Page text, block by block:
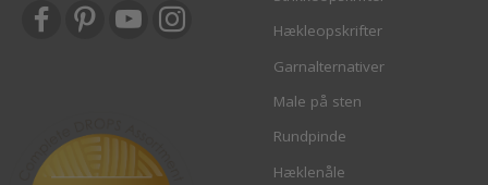
Hækleopskrifter
Garnalternativer
Male på sten
Rundpinde
Hæklenåle